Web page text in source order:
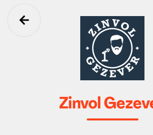
Ga terug
Zinvol